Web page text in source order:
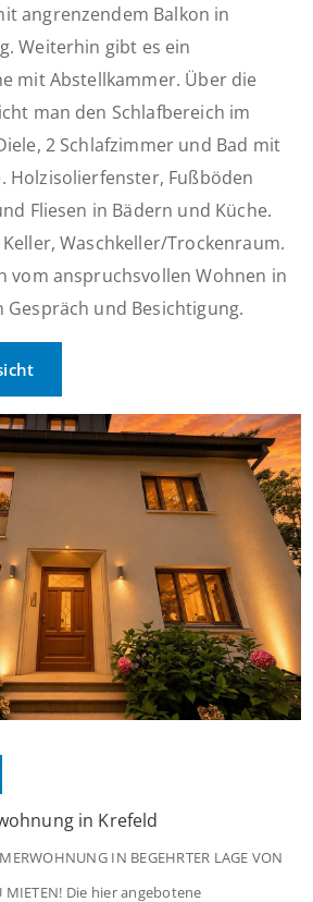
angrenzendem Balkon in
Weiterhin gibt es ein
mit Abstellkammer. Über die
man den Schlafbereich im
2 Schlafzimmer und Bad mit
Holzisolierfenster, Fußböden
Fliesen in Bädern und Küche.
Waschkeller/Trockenraum.
vom anspruchsvollen Wohnen in
und Besichtigung.
in Krefeld
IN BEGEHRTER LAGE VON
MIETEN! Die hier angebotene